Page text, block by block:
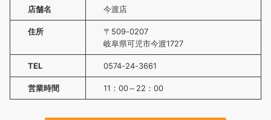
店舗名 今渡店
住所
〒509-0207
岐阜県可児市今渡1727
TEL 0574-24-3661
営業時間 11：00～22：00